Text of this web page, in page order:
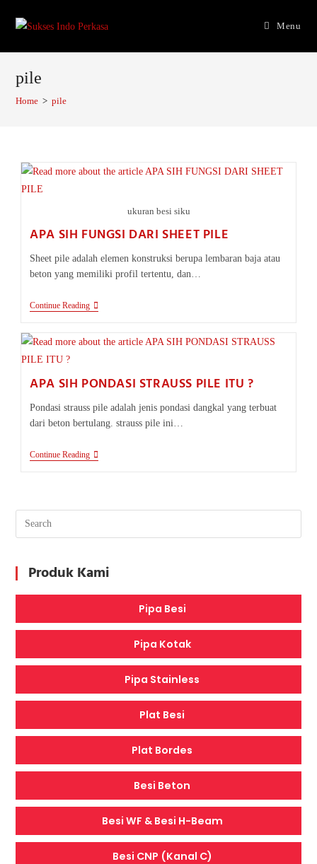
Menu
pile
Home > pile
ukuran besi siku
APA SIH FUNGSI DARI SHEET PILE
Sheet pile adalah elemen konstruksi berupa lembaran baja atau
beton yang memiliki profil tertentu, dan…
Continue ReadingAPA
DARI
APA SIH PONDASI STRAUSS PILE ITU ?
Pondasi strauss pile adalah jenis pondasi dangkal yang terbuat
dari beton bertulang. strauss pile ini…
Continue ReadingAPA
ITU
Produk Kami
Pipa Besi
Pipa Kotak
Pipa Stainless
Plat Besi
Plat Bordes
Besi Beton
Besi WF & Besi H-Beam
Besi CNP (Kanal C)